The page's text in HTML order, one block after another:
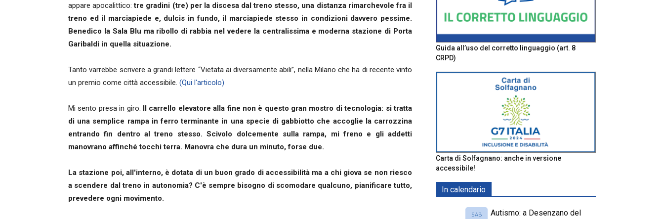
appare apocalittico: tre gradini (tre) per la discesa dal treno stesso, una distanza rimarchevole fra il
treno ed il marciapiede e, dulcis in fundo, il marciapiede stesso in condizioni davvero pessime.
Benedico la Sala Blu ma ribollo di rabbia nel vedere la centralissima e moderna stazione di Porta
Garibaldi in quella situazione.
Tanto varrebbe scrivere a grandi lettere “Vietata ai diversamente abili”, nella Milano che ha di recente vinto
un premio come città accessibile. (Qui l'articolo)
Mi sento presa in giro.
Il carrello elevatore alla fine non è questo gran mostro di tecnologia: si tratta
di una semplice rampa in ferro terminante in una specie di gabbiotto che accoglie la carrozzina
entrando fin dentro al treno stesso. Scivolo dolcemente sulla rampa, mi freno e gli addetti
manovrano affinché tocchi terra. Manovra che dura un minuto, forse due.
La stazione poi, all'interno, è dotata di un buon grado di accessibilità ma a chi giova se non riesco
a scendere dal treno in autonomia? C'è sempre bisogno di scomodare qualcuno, pianificare tutto,
prevedere ogni movimento.
Guida all’uso del corretto linguaggio (art. 8
CRPD)
Carta di Solfagnano: anche in versione
accessibile!
In calendario
SAB
Autismo: a Desenzano del